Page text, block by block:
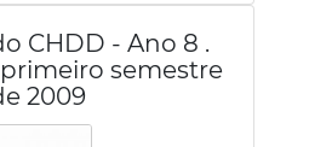
CHDD - Ano 8 .
primeiro semestre
2009